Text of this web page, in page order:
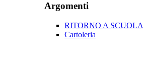
Argomenti
RITORNO A SCUOLA
Cartoleria